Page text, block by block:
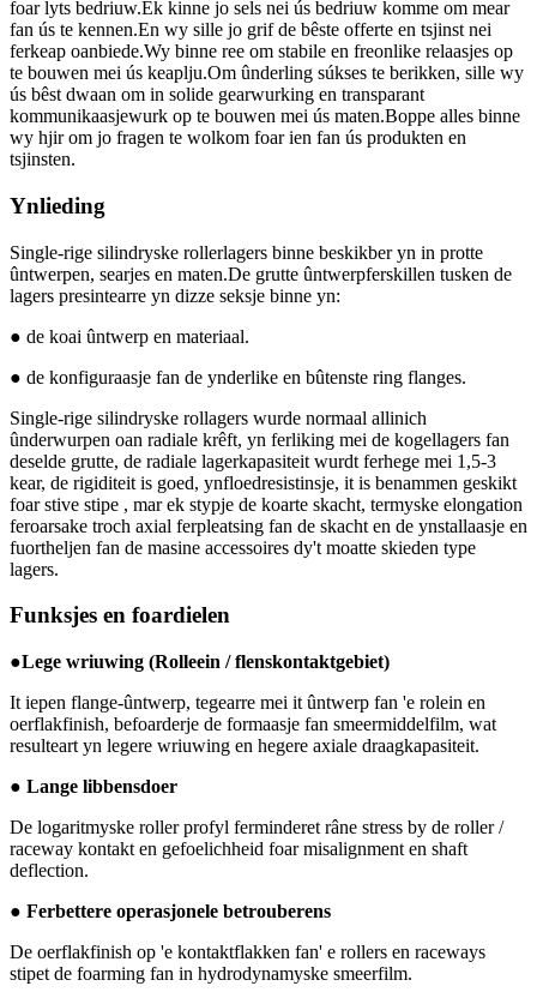
foar lyts bedriuw.Ek kinne jo sels nei ús bedriuw komme om mear
fan ús te kennen.En wy sille jo grif de bêste offerte en tsjinst nei
ferkeap oanbiede.Wy binne ree om stabile en freonlike relaasjes op
te bouwen mei ús keaplju.Om ûnderling súkses te berikken, sille wy
ús bêst dwaan om in solide gearwurking en transparant
kommunikaasjewurk op te bouwen mei ús maten.Boppe alles binne
wy ​​hjir om jo fragen te wolkom foar ien fan ús produkten en
tsjinsten.
Ynlieding
Single-rige silindryske rollerlagers binne beskikber yn in protte
ûntwerpen, searjes en maten.De grutte ûntwerpferskillen tusken de
lagers presintearre yn dizze seksje binne yn:
● de koai ûntwerp en materiaal.
● de konfiguraasje fan de ynderlike en bûtenste ring flanges.
Single-rige silindryske rollagers wurde normaal allinich
ûnderwurpen oan radiale krêft, yn ferliking mei de kogellagers fan
deselde grutte, de radiale lagerkapasiteit wurdt ferhege mei 1,5-3
kear, de rigiditeit is goed, ynfloedresistinsje, it is benammen geskikt
foar stive stipe , mar ek stypje de koarte skacht, termyske elongation
feroarsake troch axial ferpleatsing fan de skacht en de ynstallaasje en
fuortheljen fan de masine accessoires dy't moatte skieden type
lagers.
Funksjes en foardielen
●Lege wriuwing (Rolleein / flenskontaktgebiet)
It iepen flange-ûntwerp, tegearre mei it ûntwerp fan 'e rolein en
oerflakfinish, befoarderje de formaasje fan smeermiddelfilm, wat
resulteart yn legere wriuwing en hegere axiale draagkapasiteit.
● Lange libbensdoer
De logaritmyske roller profyl ferminderet râne stress by de roller /
raceway kontakt en gefoelichheid foar misalignment en shaft
deflection.
● Ferbettere operasjonele betrouberens
De oerflakfinish op 'e kontaktflakken fan' e rollers en raceways
stipet de foarming fan in hydrodynamyske smeerfilm.